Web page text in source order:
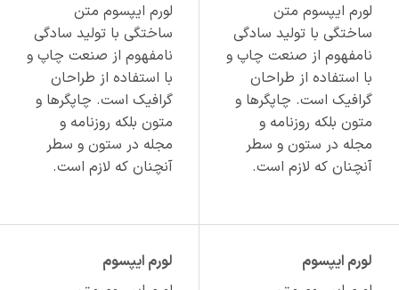
لورم ایپسوم متن
ساختگی با تولید سادگی
نامفهوم از صنعت چاپ و
با استفاده از طراحان
گرافیک است. چاپگرها و
متون بلکه روزنامه و
مجله در ستون و سطر
آنچنان که لازم است.
لورم ایپسوم متن
ساختگی با تولید سادگی
نامفهوم از صنعت چاپ و
با استفاده از طراحان
گرافیک است. چاپگرها و
متون بلکه روزنامه و
مجله در ستون و سطر
آنچنان که لازم است.
لورم ایپسوم
لورم ایپسوم